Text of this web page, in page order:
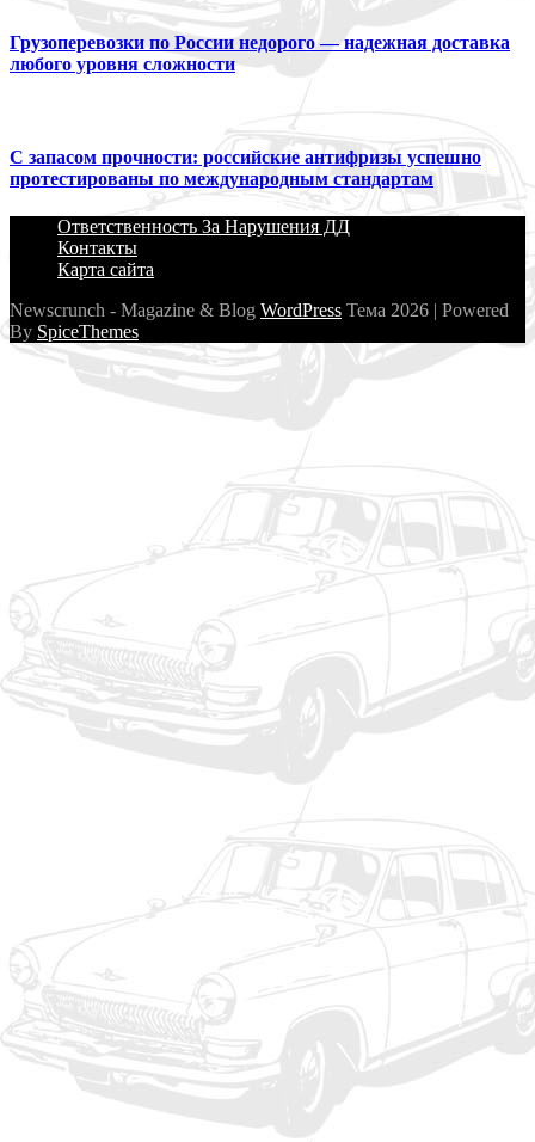
Грузоперевозки по России недорого — надежная доставка
любого уровня сложности
С запасом прочности: российские антифризы успешно
протестированы по международным стандартам
Ответственность За Нарушения ДД
Контакты
Карта сайта
Newscrunch - Magazine & Blog WordPress Тема 2026 | Powered
By SpiceThemes